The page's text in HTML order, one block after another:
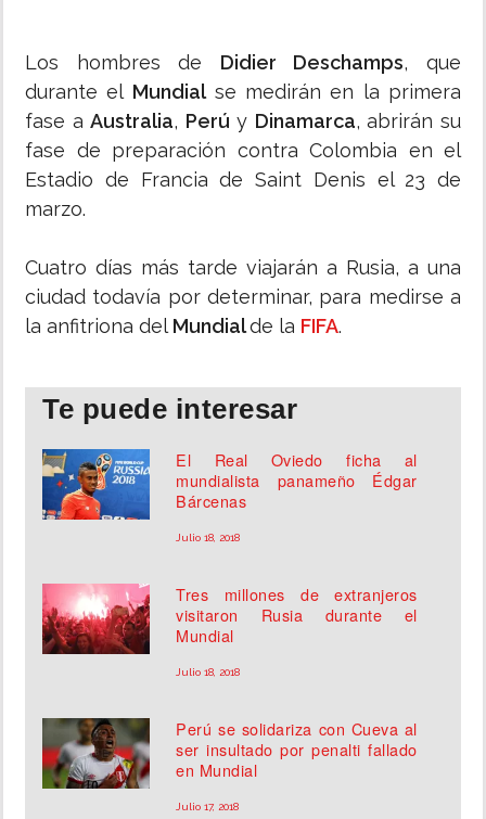
Los hombres de Didier Deschamps, que
durante el Mundialse medirán en la primera
fase aAustralia, Perú y Dinamarca, abrirán su
fase de preparación contra Colombia en el
Estadio de Francia de Saint Denis el 23 de
marzo.
Cuatro días más tarde viajarán a Rusia, a una
ciudad todavía por determinar, para medirse a
la anfitriona del Mundialde la FIFA.
Te puede interesar
El Real Oviedo ficha al
mundialista panameño Édgar
Bárcenas
Julio 18, 2018
Tres millones de extranjeros
visitaron Rusia durante el
Mundial
Julio 18, 2018
Perú se solidariza con Cueva al
ser insultado por penalti fallado
en Mundial
Julio 17, 2018